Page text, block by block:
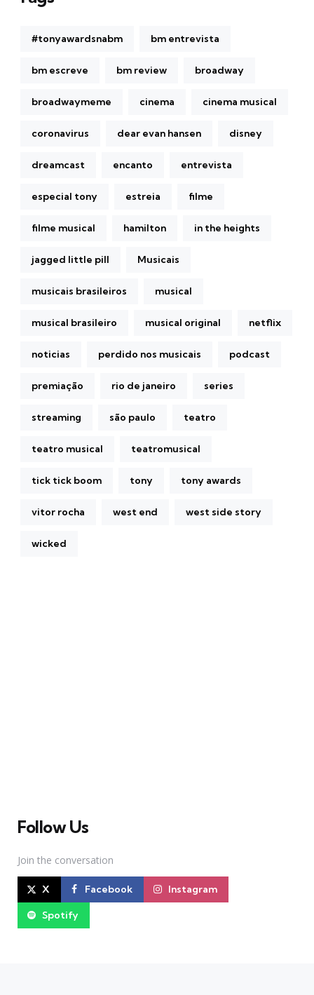
#tonyawardsnabm bm entrevista
bm escreve bm review broadway
broadwaymeme cinema cinema musical
coronavirus dear evan hansen disney
dreamcast encanto entrevista
especial tony estreia filme
filme musical hamilton in the heights
jagged little pill Musicais
musicais brasileiros musical
musical brasileiro musical original netflix
noticias perdido nos musicais podcast
premiação rio de janeiro series
streaming são paulo teatro
teatro musical teatromusical
tick tick boom tony tony awards
vitor rocha west end west side story
wicked
Follow Us
Join the conversation
X Facebook Instagram
Spotify